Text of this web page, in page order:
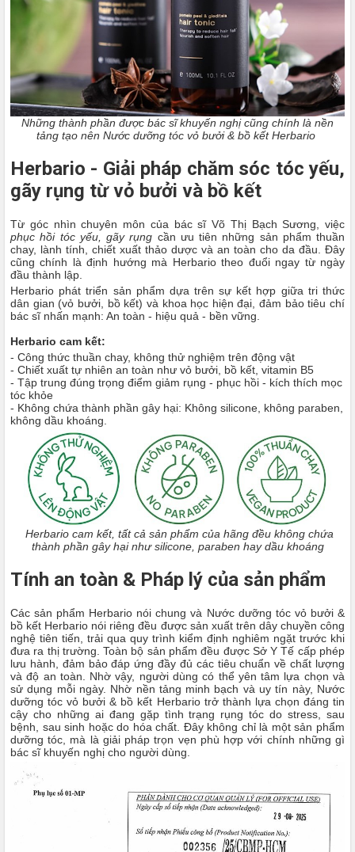
Những thành phần được bác sĩ khuyến nghị cũng chính là nền
tảng tạo nên Nước dưỡng tóc vỏ bưởi & bồ kết Herbario
Herbario - Giải pháp chăm sóc tóc yếu,
gãy rụng từ vỏ bưởi và bồ kết
Từ góc nhìn chuyên môn của bác sĩ Võ Thị Bạch Sương, việc
phục hồi tóc yếu, gãy rụng cần ưu tiên những sản phẩm thuần
chay, lành tính, chiết xuất thảo dược và an toàn cho da đầu. Đây
cũng chính là định hướng mà Herbario theo đuổi ngay từ ngày
đầu thành lập.
Herbario phát triển sản phẩm dựa trên sự kết hợp giữa tri thức
dân gian (vỏ bưởi, bồ kết) và khoa học hiện đại, đảm bảo tiêu chí
bác sĩ nhấn mạnh: An toàn - hiệu quả - bền vững.
Herbario cam kết:
- Công thức thuần chay, không thử nghiệm trên động vật
- Chiết xuất tự nhiên an toàn như vỏ bưởi, bồ kết, vitamin B5
- Tập trung đúng trọng điểm giảm rụng - phục hồi - kích thích mọc
tóc khỏe
- Không chứa thành phần gây hại: Không silicone, không paraben,
không dầu khoáng.
Herbario cam kết, tất cả sản phẩm của hãng đều không chứa
thành phần gây hại như silicone, paraben hay dầu khoáng
Tính an toàn & Pháp lý của sản phẩm
Các sản phẩm Herbario nói chung và Nước dưỡng tóc vỏ bưởi &
bồ kết Herbario nói riêng đều được sản xuất trên dây chuyền công
nghệ tiên tiến, trải qua quy trình kiểm định nghiêm ngặt trước khi
đưa ra thị trường. Toàn bộ sản phẩm đều được Sở Y Tế cấp phép
lưu hành, đảm bảo đáp ứng đầy đủ các tiêu chuẩn về chất lượng
và độ an toàn. Nhờ vậy, người dùng có thể yên tâm lựa chọn và
sử dụng mỗi ngày. Nhờ nền tảng minh bạch và uy tín này, Nước
dưỡng tóc vỏ bưởi & bồ kết Herbario trở thành lựa chọn đáng tin
cậy cho những ai đang gặp tình trạng rụng tóc do stress, sau
bệnh, sau sinh hoặc do hóa chất. Đây không chỉ là một sản phẩm
dưỡng tóc, mà là giải pháp trọn vẹn phù hợp với chính những gì
bác sĩ khuyến nghị cho người dùng.